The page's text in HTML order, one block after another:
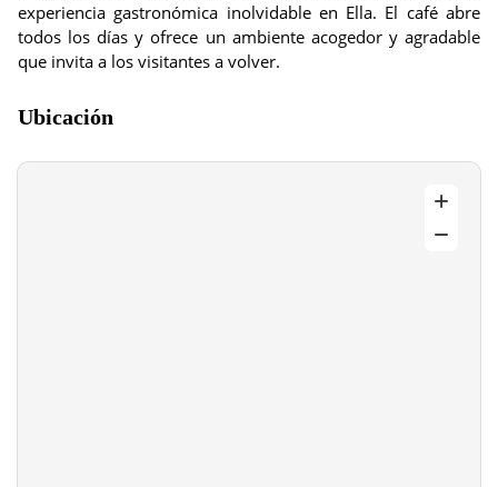
experiencia gastronómica inolvidable en Ella. El café abre
todos los días y ofrece un ambiente acogedor y agradable
que invita a los visitantes a volver.
Ubicación